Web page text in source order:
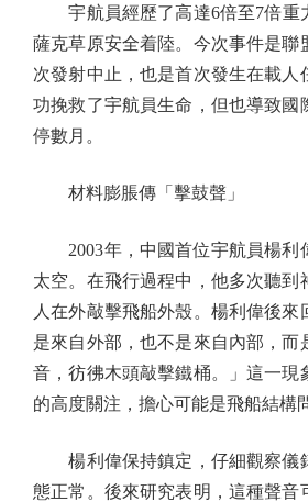
宇航員經歷了高達6倍至7倍重
薩克草原安全着陸。今次事件是聯
次發射中止，也是首次發生在載人
功挽救了宇航員生命，但也導致國
停數月。
材料膨脹傳「擊鼓聲」
2003年，中國首位宇航員楊利
太空。在飛行過程中，他多次聽到
人在外敲擊飛船外殼。楊利偉後來
是來自外部，也不是來自內部，而
音，彷彿木頭敲擊鐵桶。」這一現
的高度關注，擔心可能是飛船結構
楊利偉保持鎮定，仔細觀察儀
態正常。後來研究表明，這種聲音